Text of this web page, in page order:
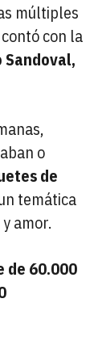
múltiples
con la
Sandoval,
o
de
temática
amor.
de 60.000